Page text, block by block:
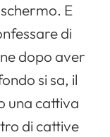
E
di
dopo aver
si sa, il
una cattiva
di cattive